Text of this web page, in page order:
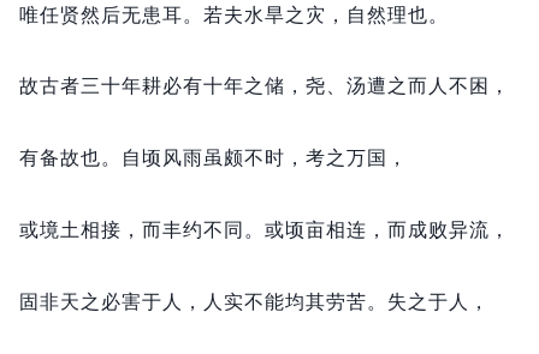
唯任贤然后无患耳。 若夫水旱之灾， 自然理也。
故古者三十年耕必有十年之储， 尧、汤遭之而人不困，
有备故也。 自顷风雨虽颇不时， 考之万国，
或境土相接， 而丰约不同。 或顷亩相连， 而成败异流，
固非天之必害于人， 人实不能均其劳苦。 失之于人，